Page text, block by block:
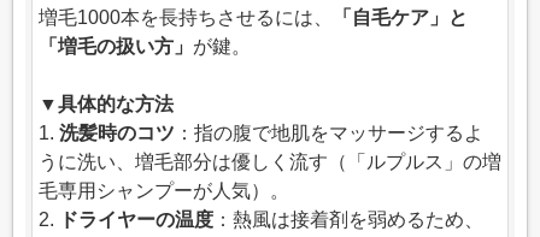
増毛1000本を長持ちさせるには、
「自毛ケア」と
「増毛の扱い方」 が鍵。
▼具体的な方法
1. 洗髪時のコツ ：指の腹で地肌をマッサージするよ
うに洗い、増毛部分は優しく流す（「ルプルス」の増
毛専用シャンプーが人気）。
2.
ドライヤーの温度 ：熱風は接着剤を弱めるため、